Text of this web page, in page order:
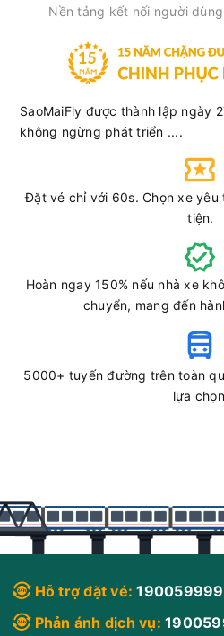
Nền tảng kết nối người
SaoMaiFly được thành lập ngày
không ngừng phát triển ....
Đặt vé chỉ với 60s. Chọn xe
tiện.
Hoàn ngay 150% nếu nhà xe
chuyển, mang đến
5000+ tuyến đường trên toàn
lựa
Hỗ trợ đặt vé:
Phản ánh dịch vụ: